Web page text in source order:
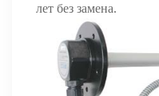
лет без замена.